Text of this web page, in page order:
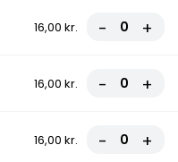
Løg16,00 kr. - +
16,00 kr. - +
16,00 kr. - +